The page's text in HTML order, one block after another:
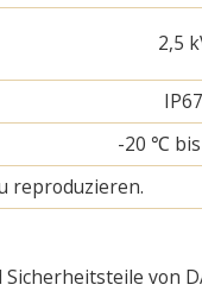
2,5
IP67
-20 ℃
reproduzieren.
von